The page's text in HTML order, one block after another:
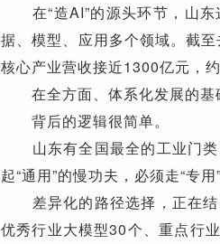
在“造AI”的源头环节，山东
据、模型、应用多个领域。截
核心产业营收接近1300亿元，
在全方面、体系化发展的基
背后的逻辑很简单。
山东有全国最全的工业门类
起“通用”的慢功夫，必须走“专
差异化的路径选择，正在结
优秀行业大模型30个、重点行